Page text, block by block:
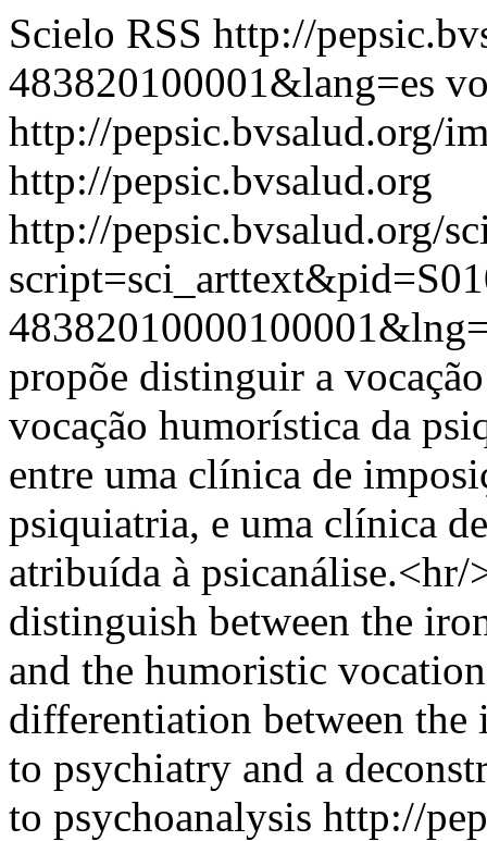
Scielo RSS http://
483820100001&lang=es
http://pepsic.bvsalud.org/
http://pepsic.bvsalud.org
http://pepsic.bvsalud.org/
propõe distinguir a
vocação humorística da
entre uma clínica de
psiquiatria, e uma clínica
atribuída à psicanálise.<hr/
distinguish between the
and the humoristic
differentiation between
to psychiatry and a
to psychoanalysis http://